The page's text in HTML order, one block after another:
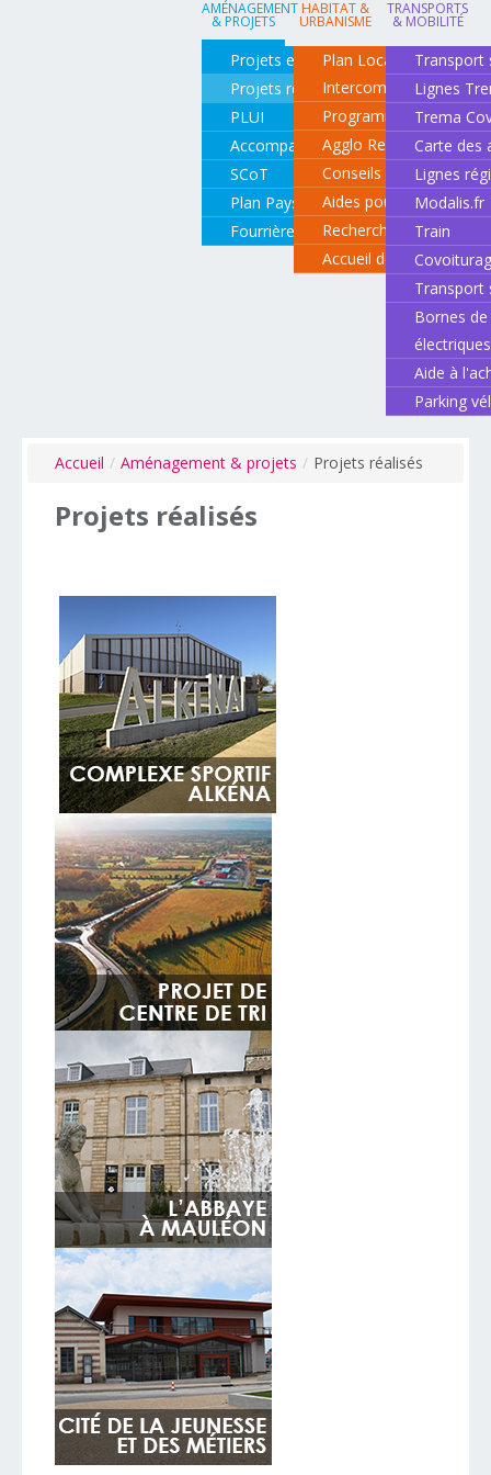
AMÉNAGEMENT
& PROJETS
Projets en cours
Projets réalisés
PLUI
Accompagnement de projets
SCoT
Plan Paysage
Fourrière animale
HABITAT &
URBANISME
Plan Local d'Urbanisme
Intercommunal
Programme local de
Agglo Renov
Conseils pour rénover
Aides pour rénover
Recherche d'un
Accueil des gens du
TRANSPORTS
& MOBILITÉ
Transport
Lignes
Trema
Carte des
Lignes
Modalis.fr
Train
Transport
Bornes
électriques
Aide à
Parking
Accueil / Aménagement & projets / Projets réalisés
Projets réalisés